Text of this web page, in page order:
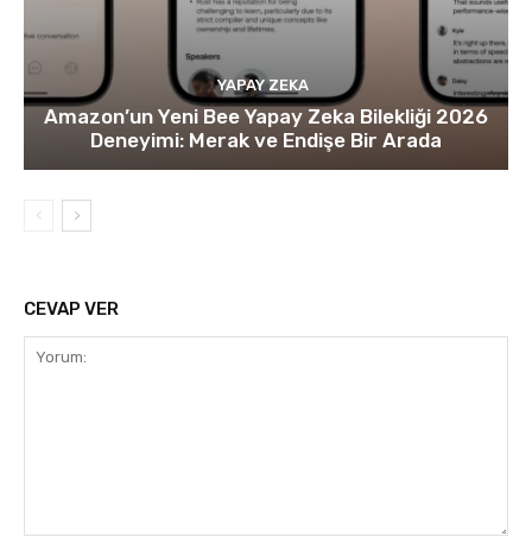
YAPAY ZEKA
Amazon’un Yeni Bee Yapay Zeka Bilekliği 2026
Deneyimi: Merak ve Endişe Bir Arada
CEVAP VER